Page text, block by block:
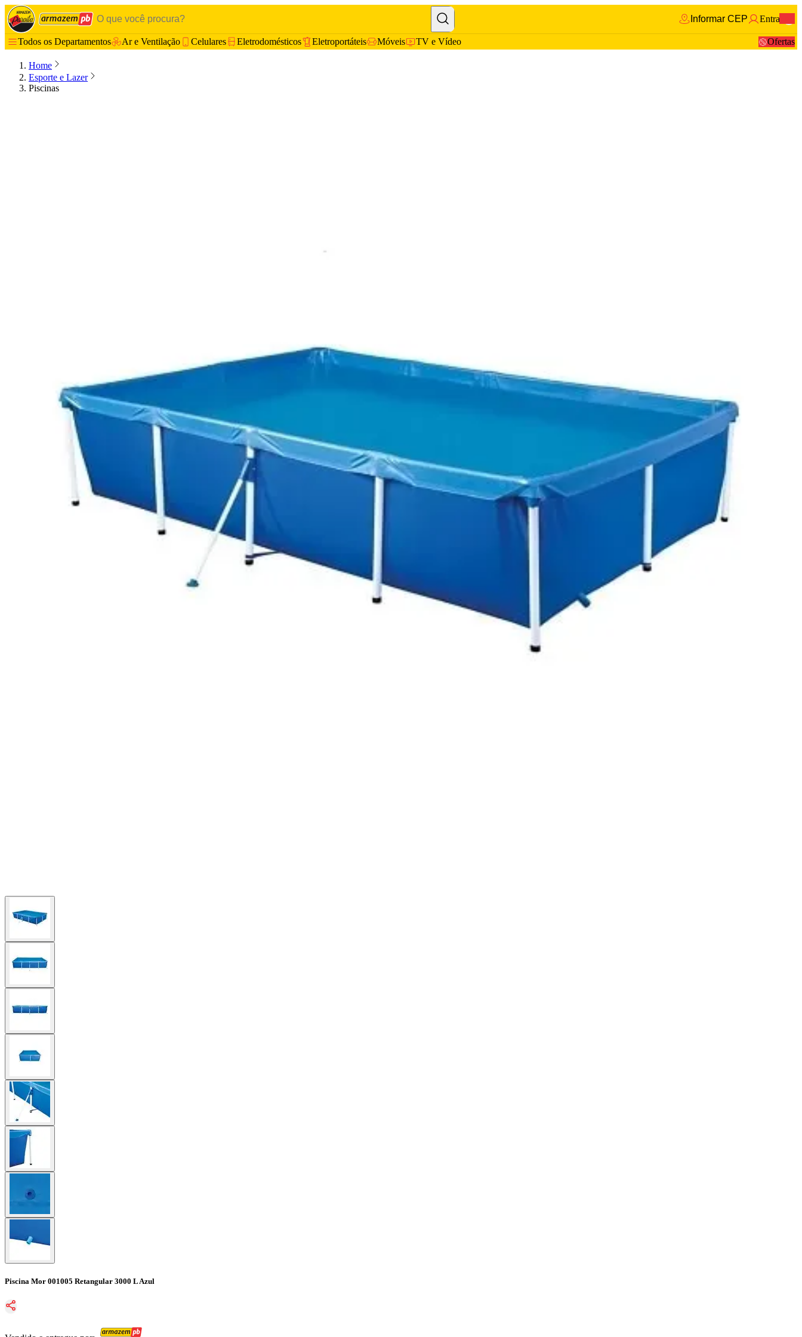
Informar CEP Entrar
Todos os Departamentos Ar e Ventilação Celulares Eletrodomésticos Eletroportáteis Móveis TV e Vídeo Ofertas
Home
Esporte e Lazer
Piscinas
Piscina Mor 001005 Retangular 3000 L Azul